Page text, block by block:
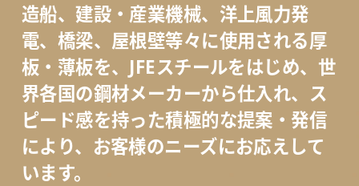
造船、建設・産業機械、洋上風力発
電、橋梁、屋根壁等々に使用される厚
板・ 薄板を、JFEスチールをはじめ、世
界各国の鋼材メーカーから仕入れ、 ス
ピード感を持った積極的な提案・発信
により、 お客様のニーズにお応えして
います。